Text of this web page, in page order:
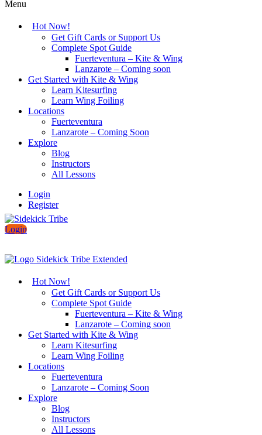
Menu
Hot Now!
Get Gift Cards or Support Us
Complete Spot Guide
Fuerteventura – Kite & Wing
Lanzarote – Coming soon
Get Started with Kite & Wing
Learn Kitesurfing
Learn Wing Foiling
Locations
Fuerteventura
Lanzarote – Coming Soon
Explore
Blog
Instructors
All Lessons
Login
Register
Login
Hot Now!
Get Gift Cards or Support Us
Complete Spot Guide
Fuerteventura – Kite & Wing
Lanzarote – Coming soon
Get Started with Kite & Wing
Learn Kitesurfing
Learn Wing Foiling
Locations
Fuerteventura
Lanzarote – Coming Soon
Explore
Blog
Instructors
All Lessons